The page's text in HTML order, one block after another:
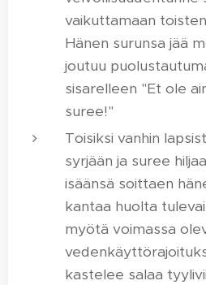
vaikuttamaan
Hänen surunsa jää
joutuu
sisarelleen "Et ole
suree!"
Toisiksi vanhin
syrjään ja suree
isäänsä soittaen
kantaa huolta
myötä voimassa
kastelee salaa